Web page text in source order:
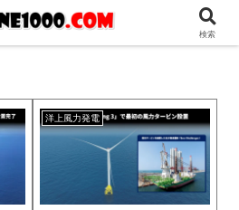
洋上風力発電
検索